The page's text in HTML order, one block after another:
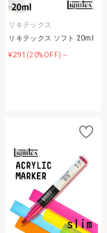
リキテックス
リキテックス ソフト 20ml
¥291 (20%OFF)～